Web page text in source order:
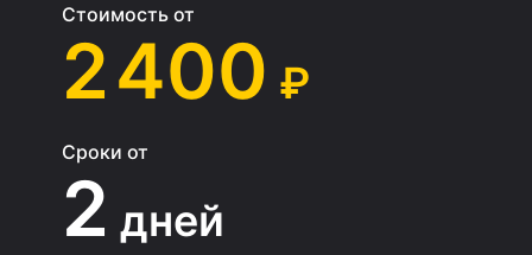
Стоимость от
2 400 ₽
Сроки от
2 дней